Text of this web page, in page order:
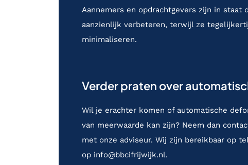
Aannemers en opdrachtgevers zijn in staat
aanzienlijk verbeteren, terwijl ze
minimaliseren.
Verder praten over
Wil je erachter komen of automatische
van meerwaarde kan zijn? Neem dan
met onze adviseur. Wij zijn bereikbaar op
op info@bbcifrijwijk.nl.